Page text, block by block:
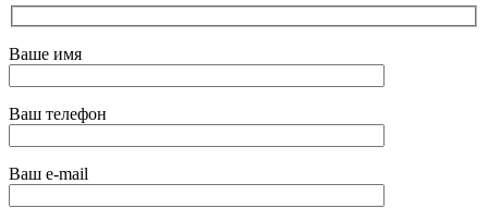
Ваше имя
Ваш телефон
Ваш e-mail